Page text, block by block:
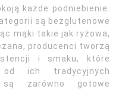
każde podniebienie.
są bezglutenowe
mąki takie jak ryżowa,
producenci tworzą
i smaku, które
ich tradycyjnych
są zarówno gotowe